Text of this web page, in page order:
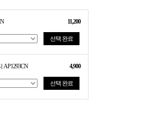
11,200
선택 완료
AP1293CN 4,900
선택 완료